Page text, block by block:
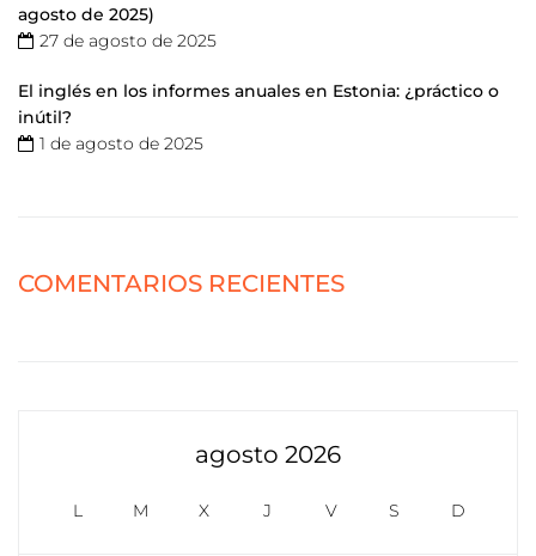
agosto de 2025)
27 de agosto de 2025
El inglés en los informes anuales en Estonia: ¿práctico o
inútil?
1 de agosto de 2025
COMENTARIOS RECIENTES
agosto 2026
L M X J V S D